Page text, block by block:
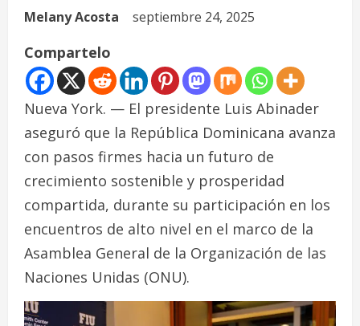
Melany Acosta septiembre 24, 2025
Compartelo
Nueva York. — El presidente Luis Abinader
aseguró que la República Dominicana avanza
con pasos firmes hacia un futuro de
crecimiento sostenible y prosperidad
compartida, durante su participación en los
encuentros de alto nivel en el marco de la
Asamblea General de la Organización de las
Naciones Unidas (ONU).